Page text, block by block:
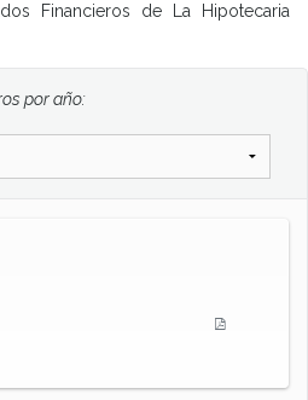
Financieros de La Hipotecaria
por año: